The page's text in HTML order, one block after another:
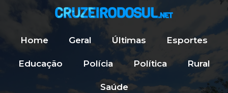
Home Geral Últimas Esportes
Educação Polícia Política Rural
Saúde